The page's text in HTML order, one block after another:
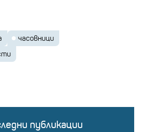
часовници
публикации